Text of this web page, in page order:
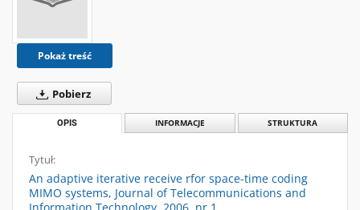
Pokaż treść
Pobierz
OPIS INFORMACJE STRUKTURA
Tytuł:
An adaptive iterative receive rfor space-time coding
MIMO systems, Journal of Telecommunications and